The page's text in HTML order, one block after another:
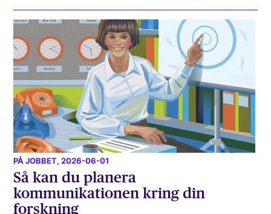
PÅ JOBBET, 2026-06-01
Så kan du planera
kommunikationen kring din
forskning